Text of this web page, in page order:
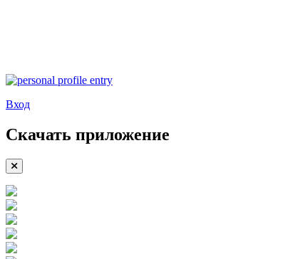
Вход
Скачать приложение